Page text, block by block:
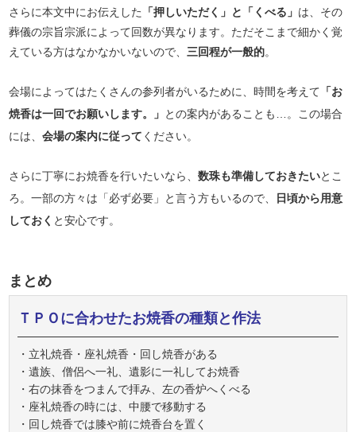
さらに本文中にお伝えした 「押しいただく」と「くべる」 は、その
葬儀の宗旨宗派によって回数が異なります。ただそこまで細かく覚
えている方はなかなかいないので、三回程が一般的。
会場によってはたくさんの参列者がいるために、時間を考えて 「お
焼香は一回でお願いします。」 との案内があることも…。この場合
には、会場の案内に従って ください。
さらに丁寧にお焼香を行いたいなら、数珠も準備しておきたいとこ
ろ。一部の方々は「必ず必要」と言う方もいるので、
日頃から用意
しておく と安心です。
まとめ
ＴＰＯに合わせたお焼香の種類と作法
・立礼焼香・座礼焼香・回し焼香がある
・遺族、僧侶へ一礼、遺影に一礼してお焼香
・右の抹香をつまんで拝み、左の香炉へくべる
・座礼焼香の時には、中腰で移動する
・回し焼香では膝や前に焼香台を置く